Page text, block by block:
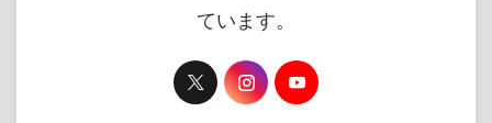
ています。